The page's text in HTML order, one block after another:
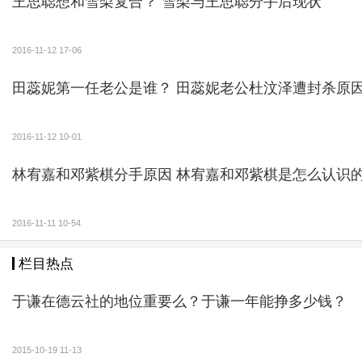
2016-11-12 17-06
田蕊妮第一任老公是谁？ 田蕊妮老公杜汶泽遭封杀原因
2016-11-12 10-01
林宥嘉和邓紫棋分手原因 林宥嘉和邓紫棋是怎么认
2016-11-11 10-54
栏目热点
于谦在德云社的地位重要么？于谦一年能挣多少钱？
2015-10-19 11-13